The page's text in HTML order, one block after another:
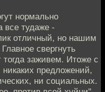
нормально
все тудаже -
отличный, но нашим
свергнуть
заживем. Итоже с
предложений,
ни социальных.